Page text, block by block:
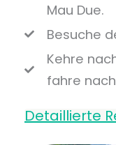
Mau Due.
Besuche
Kehre
fahre
Detaillierte